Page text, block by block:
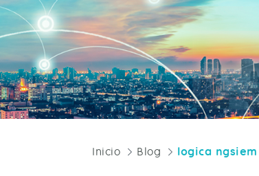
Inicio Blog logica ngsiem